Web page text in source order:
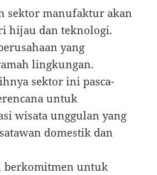
sektor manufaktur akan
hijau dan teknologi.
yang
lingkungan.
sektor ini pasca-
untuk
wisata unggulan yang
domestik dan
berkomitmen untuk